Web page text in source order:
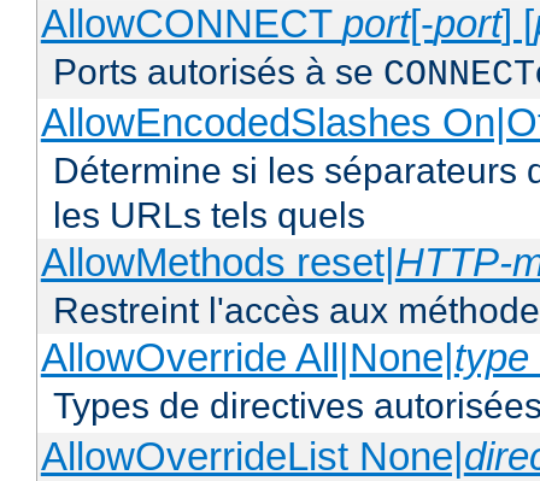
AllowCONNECT port[-port] [
Ports autorisés à se CONNECT
AllowEncodedSlashes
Détermine si les séparateurs
les URLs tels quels
AllowMethods reset|HTTP-
Restreint l'accès aux
AllowOverride All|None|type
Types de directives
AllowOverrideList None|